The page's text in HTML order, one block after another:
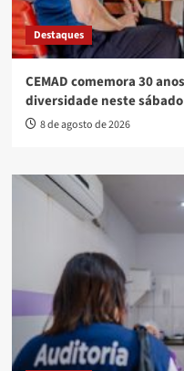
Destaques
CEMAD comemora 30
diversidade neste
8 de agosto de 2026